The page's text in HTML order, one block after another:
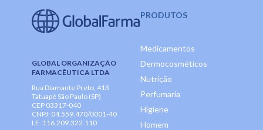
GLOBAL ORGANIZAÇÃO
FARMACÊUTICA LTDA
Rua Diamante Preto, 413
Tatuapé São Paulo (SP)
CEP 03317-040
CNPJ: 04.559.470/0001-40
I.E. 116.209.322.110
PRODUTOS
Medicamentos
Dermocosméticos
Nutrição
Perfumaria
Higiene
Homem